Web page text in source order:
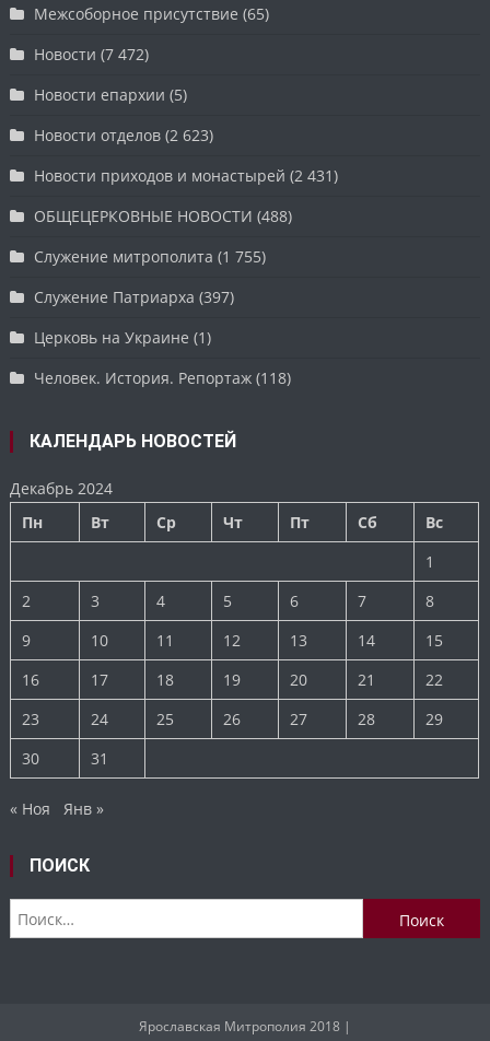
Межсоборное присутствие (65)
Новости (7 472)
Новости епархии (5)
Новости отделов (2 623)
Новости приходов и монастырей (2 431)
ОБЩЕЦЕРКОВНЫЕ НОВОСТИ (488)
Служение митрополита (1 755)
Служение Патриарха (397)
Церковь на Украине (1)
Человек. История. Репортаж (118)
КАЛЕНДАРЬ НОВОСТЕЙ
Декабрь 2024
Пн
Вт Ср Чт Пт Сб
Вс
1
2
3 4 5 6 7
8
9
10 11 12 13 14
15
16
17 18 19 20 21
22
23
24 25 26 27 28
29
30
31
« Ноя Янв »
ПОИСК
Найти:
Ярославская Митрополия 2018 |